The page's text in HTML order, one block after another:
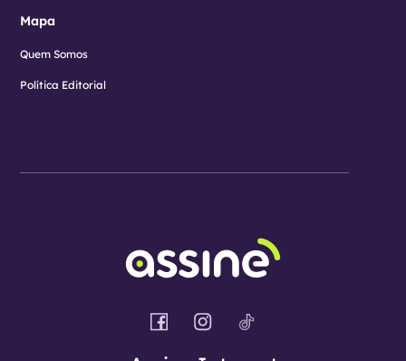
Mapa
Quem Somos
Política Editorial